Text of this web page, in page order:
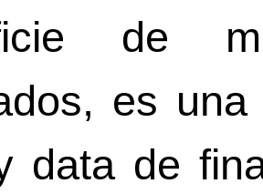
de
es
data de